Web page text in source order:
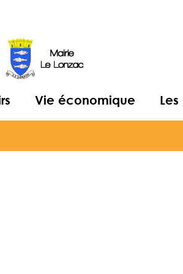
Vie économique